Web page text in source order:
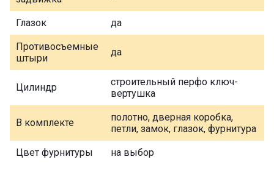
Глазок да
Противосъемные
штыри
да
Цилиндр
строительный перфо ключ-
вертушка
В комплекте
полотно, дверная коробка,
петли, замок, глазок, фурнитура
Цвет фурнитуры на выбор